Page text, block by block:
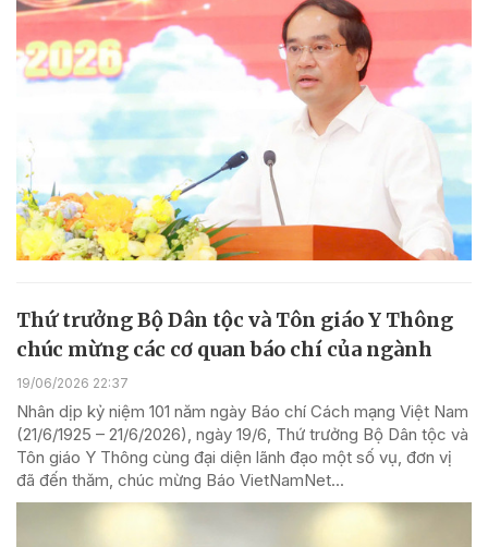
Thứ trưởng Bộ Dân tộc và Tôn giáo Y Thông
chúc mừng các cơ quan báo chí của ngành
19/06/2026 22:37
Nhân dịp kỷ niệm 101 năm ngày Báo chí Cách mạng Việt Nam
(21/6/1925 – 21/6/2026), ngày 19/6, Thứ trưởng Bộ Dân tộc và
Tôn giáo Y Thông cùng đại diện lãnh đạo một số vụ, đơn vị
đã đến thăm, chúc mừng Báo VietNamNet...